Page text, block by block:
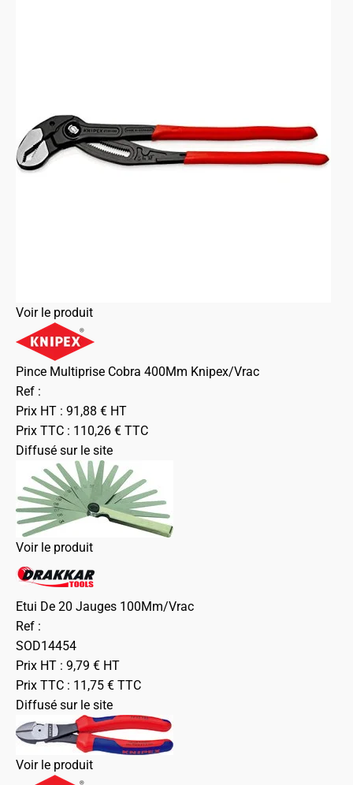
Voir le produit
Pince Multiprise Cobra 400Mm Knipex/Vrac
Ref :
Prix HT : 91,88 € HT
Prix TTC : 110,26 € TTC
Diffusé sur le site
Voir le produit
Etui De 20 Jauges 100Mm/Vrac
Ref :
SOD14454
Prix HT : 9,79 € HT
Prix TTC : 11,75 € TTC
Diffusé sur le site
Voir le produit